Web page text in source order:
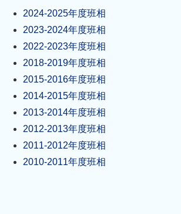
2024-2025年度班相
2023-2024年度班相
2022-2023年度班相
2018-2019年度班相
2015-2016年度班相
2014-2015年度班相
2013-2014年度班相
2012-2013年度班相
2011-2012年度班相
2010-2011年度班相